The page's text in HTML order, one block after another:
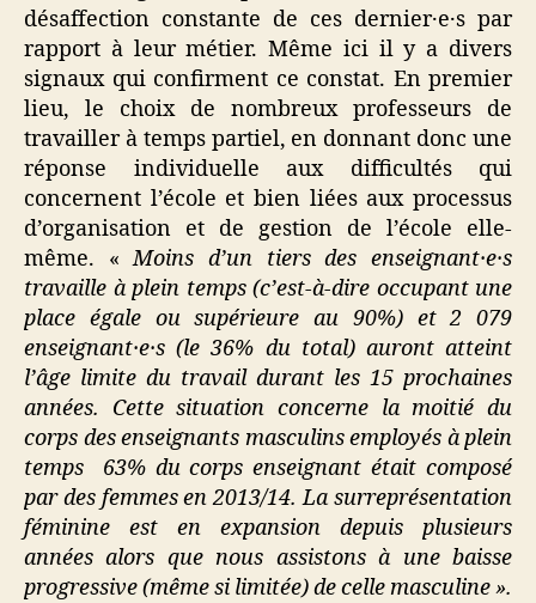
désaffection constante de ces dernier·e·s par
rapport à leur métier. Même ici il y a divers
signaux qui confirment ce constat. En premier
lieu, le choix de nombreux professeurs de
travailler à temps partiel, en donnant donc une
réponse individuelle aux difficultés qui
concernent l’école et bien liées aux processus
d’organisation et de gestion de l’école elle-
même. «Moins d’un tiers des enseignant·e·s
travaille à plein temps (c’est-à-dire occupant une
place égale ou supérieure au 90%) et 2 079
enseignant·e·s (le 36% du total) auront atteint
l’âge limite du travail durant les 15 prochaines
années. Cette situation concerne la moitié du
corps des enseignants masculins employés à plein
temps 63% du corps enseignant était composé
par des femmes en 2013/14. La surreprésentation
féminine est en expansion depuis plusieurs
années alors que nous assistons à une baisse
progressive (même si limitée) de celle masculine ».